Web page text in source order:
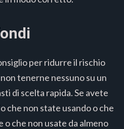
per ridurre il rischio
tenerne nessuno su un
di scelta rapida. Se avete
che non state usando o che
che non usate da almeno